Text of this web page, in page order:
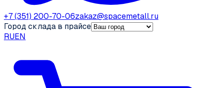
+7 (351) 200-70-06zakaz@spacemetall.ru
Город склада в прайсе
RUEN